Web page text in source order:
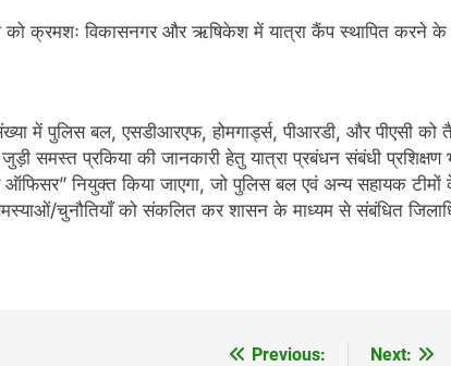
क्रमशः विकासनगर और ऋषिकेश में यात्रा कैंप स्थापित करने के
में पुलिस बल, एसडीआरएफ, होमगार्ड्स, पीआरडी, और पीएसी
समस्त प्रकिया की जानकारी हेतु यात्रा प्रबंधन संबंधी प्रशिक्षण
नियुक्त किया जाएगा, जो पुलिस बल एवं अन्य सहायक
चुनौतियाँ को संकलित कर शासन के माध्यम से संबंधित
Previous:
Next: